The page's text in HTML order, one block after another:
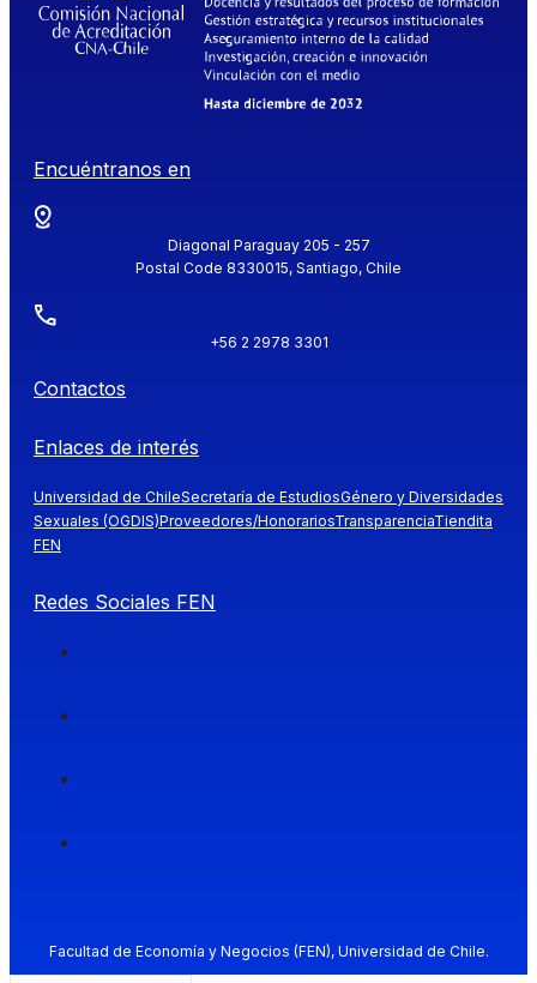
Encuéntranos en
Diagonal Paraguay 205 - 257
Postal Code 8330015, Santiago, Chile
+56 2 2978 3301
Contactos
Enlaces de interés
Universidad de ChileSecretaría de EstudiosGénero y Diversidades
Sexuales (OGDIS)Proveedores/HonorariosTransparenciaTiendita
FEN
Redes Sociales FEN
Facultad de Economía y Negocios (FEN), Universidad de Chile.